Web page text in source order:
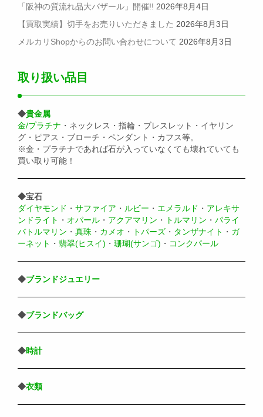
「阪神の質流れ品大バザール」開催!! 2026年8月4日
【買取実績】切手をお売りいただきました 2026年8月3日
メルカリShopからのお問い合わせについて 2026年8月3日
取り扱い品目
◆貴金属
金/プラチナ ・ネックレス・指輪・ブレスレット・イヤリン
グ・ピアス・ブローチ・ペンダント・カフス等。
※金・プラチナであれば石が入っていなくても壊れていても
買い取り可能！
◆宝石
ダイヤモンド ・ サファイア ・ ルビー ・ エメラルド ・ アレキサ
ンドライト ・ オパール ・ アクアマリン ・ トルマリン ・ パライ
バトルマリン ・ 真珠 ・ カメオ ・ トパーズ ・ タンザナイト ・ ガ
ーネット ・ 翡翠(ヒスイ) ・ 珊瑚(サンゴ) ・ コンクパール
◆ブランドジュエリー
◆ブランドバッグ
◆時計
◆衣類